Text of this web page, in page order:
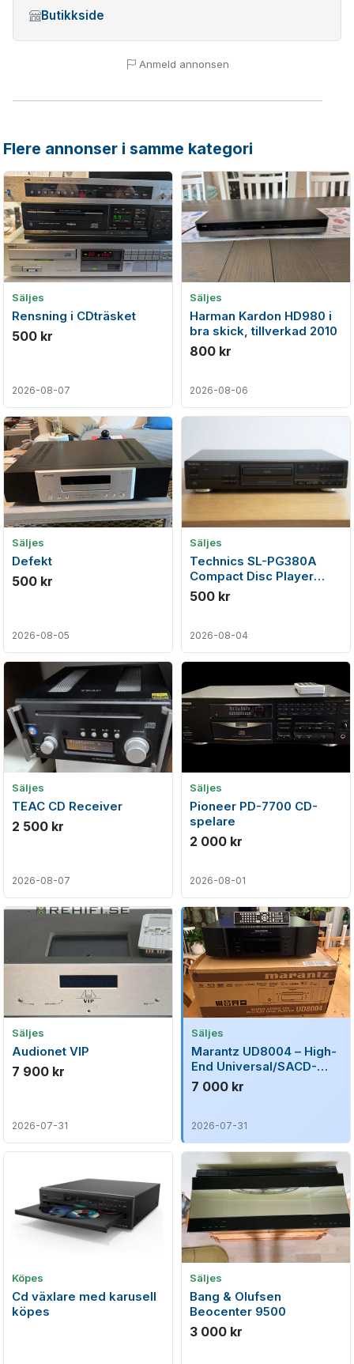
Butikkside
Anmeld annonsen
Flere annonser i samme kategori
Säljes
Rensning i CDträsket
500 kr
2026-08-07
Säljes
Harman Kardon HD980 i
bra skick, tillverkad 2010
800 kr
2026-08-06
Säljes
Defekt
500 kr
2026-08-05
Säljes
Technics SL-PG380A
Compact Disc Player
(1996-98)
500 kr
2026-08-04
Säljes
TEAC CD Receiver
2 500 kr
2026-08-07
Säljes
Pioneer PD-7700 CD-
spelare
2 000 kr
2026-08-01
Säljes
Audionet VIP
7 900 kr
2026-07-31
Säljes
Marantz UD8004 – High-
End Universal/SACD-
spelare (Komplett m.
originalkartong)
7 000 kr
2026-07-31
Köpes
Cd växlare med karusell
köpes
Säljes
Bang & Olufsen
Beocenter 9500
3 000 kr